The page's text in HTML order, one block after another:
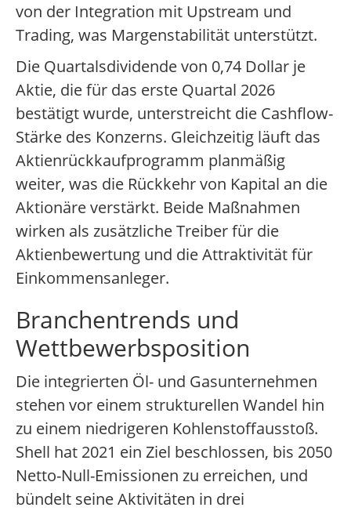
von der Integration mit Upstream und
Trading, was Margenstabilität unterstützt.
Die Quartalsdividende von 0,74 Dollar je
Aktie, die für das erste Quartal 2026
bestätigt wurde, unterstreicht die Cashflow-
Stärke des Konzerns. Gleichzeitig läuft das
Aktienrückkaufprogramm planmäßig
weiter, was die Rückkehr von Kapital an die
Aktionäre verstärkt. Beide Maßnahmen
wirken als zusätzliche Treiber für die
Aktienbewertung und die Attraktivität für
Einkommensanleger.
Branchentrends und
Wettbewerbsposition
Die integrierten Öl- und Gasunternehmen
stehen vor einem strukturellen Wandel hin
zu einem niedrigeren Kohlenstoffausstoß.
Shell hat 2021 ein Ziel beschlossen, bis 2050
Netto-Null-Emissionen zu erreichen, und
bündelt seine Aktivitäten in drei